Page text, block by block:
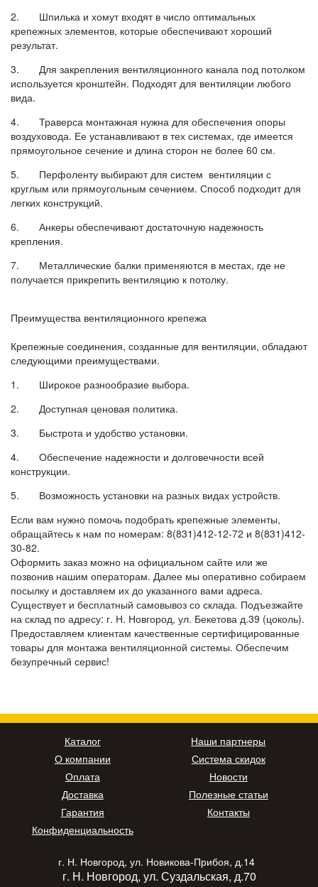
2. Шпилька и хомут входят в число оптимальных
крепежных элементов, которые обеспечивают хороший
результат.
3. Для закрепления вентиляционного канала под потолком
используется кронштейн. Подходят для вентиляции любого
вида.
4. Траверса монтажная нужна для обеспечения опоры
воздуховода. Ее устанавливают в тех системах, где имеется
прямоугольное сечение и длина сторон не более 60 см.
5. Перфоленту выбирают для систем вентиляции с
круглым или прямоугольным сечением. Способ подходит для
легких конструкций.
6. Анкеры обеспечивают достаточную надежность
крепления.
7. Металлические балки применяются в местах, где не
получается прикрепить вентиляцию к потолку.
Преимущества вентиляционного крепежа
Крепежные соединения, созданные для вентиляции, обладают
следующими преимуществами.
1. Широкое разнообразие выбора.
2. Доступная ценовая политика.
3. Быстрота и удобство установки.
4. Обеспечение надежности и долговечности всей
конструкции.
5. Возможность установки на разных видах устройств.
Если вам нужно помочь подобрать крепежные элементы,
обращайтесь к нам по номерам: 8(831)412-12-72 и 8(831)412-
30-82.
Оформить заказ можно на официальном сайте или же
позвонив нашим операторам. Далее мы оперативно собираем
посылку и доставляем их до указанного вами адреса.
Существует и бесплатный самовывоз со склада. Подъезжайте
на склад по адресу: г. Н. Новгород, ул. Бекетова д.39 (цоколь).
Предоставляем клиентам качественные сертифицированные
товары для монтажа вентиляционной системы. Обеспечим
безупречный сервис!
Каталог
О компании
Оплата
Доставка
Гарантия
Конфиденциальность
Наши партнеры
Система скидок
Новости
Полезные статьи
Контакты
г. Н. Новгород, ул. Новикова-Прибоя, д.14
г. Н. Новгород, ул. Суздальская, д.70